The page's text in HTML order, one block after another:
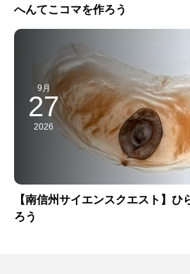
へんてこコマを作ろう
9月
27
2026
【南信州サイエンスクエスト】
ろう